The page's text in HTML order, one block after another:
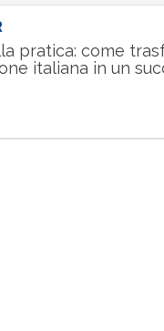
pratica: come
italiana in un